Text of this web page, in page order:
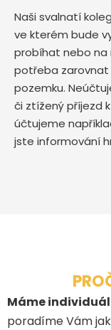
Naši svalnatí
ve kterém bude
probíhat nebo na
potřeba zarovnat
pozemku.
či ztížený příjezd
účtujeme
jste informování
Máme
poradíme Vám